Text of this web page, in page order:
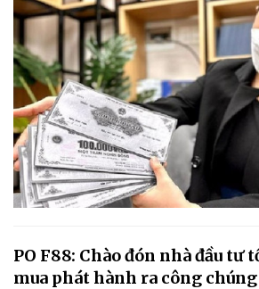
PO F88: Chào đón nhà đầu tư
mua phát hành ra công chúng